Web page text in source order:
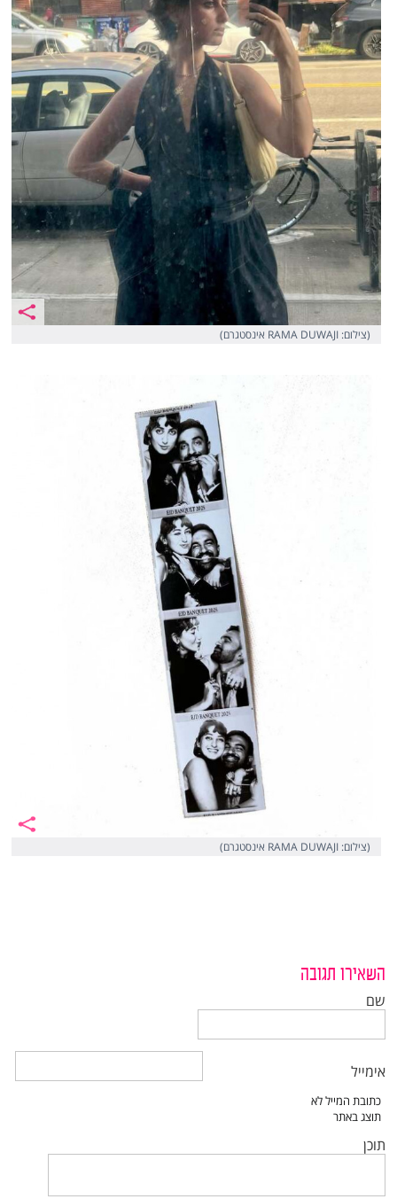
(צילום: RAMA DUWAJI אינסטגרם)
(צילום: RAMA DUWAJI אינסטגרם)
השאירו תגובה
שם
אימייל
תוכן